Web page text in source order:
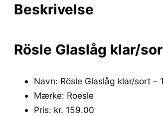
Beskrivelse
Rösle Glaslåg klar/
Navn: Rösle Glaslåg klar/sort –
Mærke: Roesle
Pris: kr. 159.00